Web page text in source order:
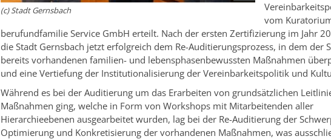
(c) Stadt Gernsbach
vom
berufundfamilie Service GmbH erteilt. Nach der ersten Zertifizierung im Jahr
die Stadt Gernsbach jetzt erfolgreich dem Re-Auditierungsprozess, in dem der
bereits vorhandenen familien- und lebensphasenbewussten Maßnahmen
und eine Vertiefung der Institutionalisierung der Vereinbarkeitspolitik und
Während es bei der Auditierung um das Erarbeiten von grundsätzlichen
Maßnahmen ging, welche in Form von Workshops mit Mitarbeitenden aller
Hierarchieebenen ausgearbeitet wurden, lag bei der Re-Auditierung der
Optimierung und Konkretisierung der vorhandenen Maßnahmen, was